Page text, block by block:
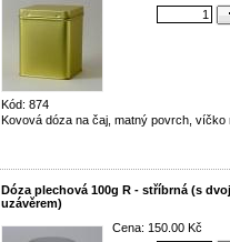
Kód: 874
Kovová dóza na čaj, matný povrch, víčko
Dóza plechová 100g R - stříbrná (s
uzávěrem)
Cena: 150.00 Kč